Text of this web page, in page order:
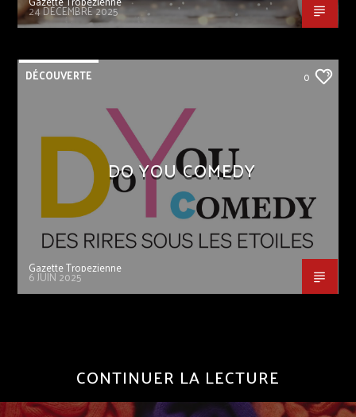
24 DÉCEMBRE 2025
DÉCOUVERTE 0
DO YOU COMEDY
Gazette Tropezienne
6 JUIN 2025
CONTINUER LA LECTURE